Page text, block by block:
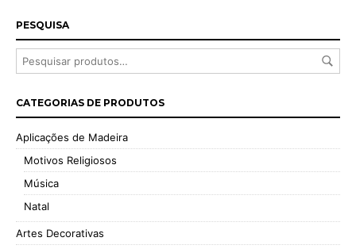
product
page
PESQUISA
CATEGORIAS DE PRODUTOS
Aplicações de Madeira
Motivos Religiosos
Música
Natal
Artes Decorativas